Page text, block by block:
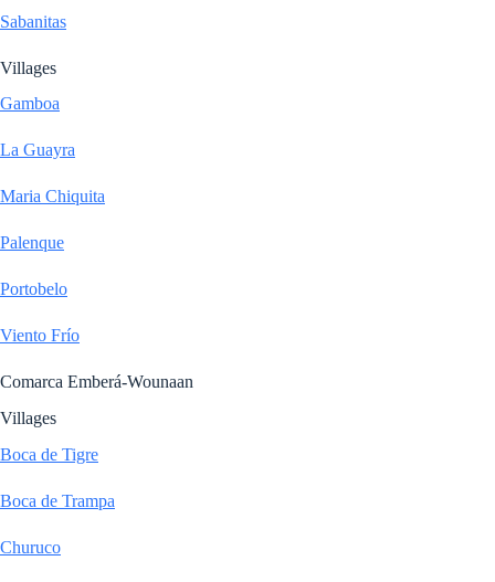
Sabanitas
Villages
Gamboa
La Guayra
Maria Chiquita
Palenque
Portobelo
Viento Frío
Comarca Emberá-Wounaan
Villages
Boca de Tigre
Boca de Trampa
Churuco